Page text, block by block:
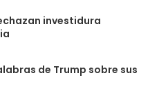
investidura
de Trump sobre sus